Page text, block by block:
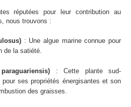
réputées pour leur contribution au
nous trouvons :
) : Une algue marine connue pour
de la satiété.
) : Cette plante sud-
ses propriétés énergisantes et son
des graisses.